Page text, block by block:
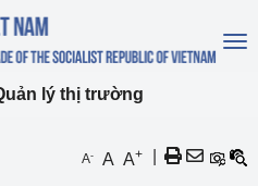
lý thị trường
A- A A+